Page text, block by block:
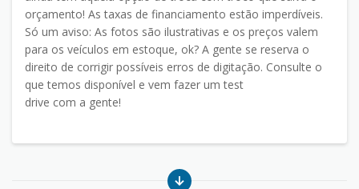
orçamento! As taxas de financiamento estão imperdíveis.
Só um aviso: As fotos são ilustrativas e os preços valem
para os veículos em estoque, ok? A gente se reserva o
direito de corrigir possíveis erros de digitação. Consulte o
que temos disponível e vem fazer um test
drive com a gente!